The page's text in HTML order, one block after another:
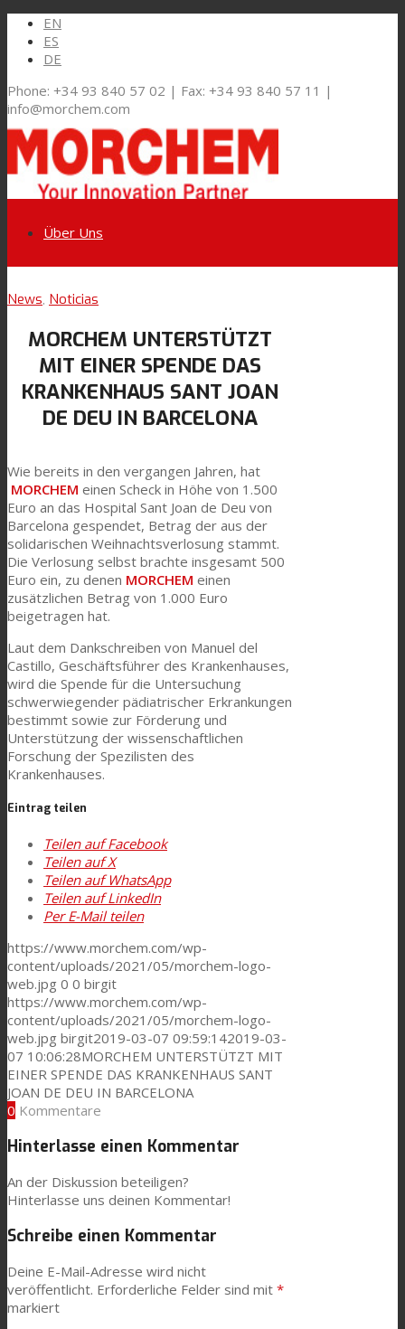
EN
ES
DE
Phone: +34 93 840 57 02 | Fax: +34 93 840 57 11 |
info@morchem.com
Link zu Youtube
Link zu Mail
Über Uns
Märkte und Lösungen
Flexible Verpackungen
Textilkaschierung
Flachkaschierung
PU Ink Binders
Innovation
Forschung und Entwicklung
Consumer Care
Leistung
Nachhaltigkeit
Kundenservice
Zertifikate
Karriere
Kontaktieren Sie uns
News, Noticias
MORCHEM UNTERSTÜTZT
MIT EINER SPENDE DAS
KRANKENHAUS SANT JOAN
DE DEU IN BARCELONA
Wie bereits in den vergangen Jahren, hat
MORCHEM einen Scheck in Höhe von 1.500
Euro an das Hospital Sant Joan de Deu von
Barcelona gespendet, Betrag der aus der
solidarischen Weihnachtsverlosung stammt.
Die Verlosung selbst brachte insgesamt 500
Euro ein, zu denen MORCHEM einen
zusätzlichen Betrag von 1.000 Euro
beigetragen hat.
Laut dem Dankschreiben von Manuel del
Castillo, Geschäftsführer des Krankenhauses,
wird die Spende für die Untersuchung
schwerwiegender pädiatrischer Erkrankungen
bestimmt sowie zur Förderung und
Unterstützung der wissenschaftlichen
Forschung der Spezilisten des
Krankenhauses.
Eintrag teilen
Teilen auf Facebook
Teilen auf X
Teilen auf WhatsApp
Teilen auf LinkedIn
Per E-Mail teilen
https://www.morchem.com/wp-
content/uploads/2021/05/morchem-logo-
web.jpg 0 0 birgit
https://www.morchem.com/wp-
content/uploads/2021/05/morchem-logo-
web.jpg birgit2019-03-07 09:59:142019-03-
07 10:06:28MORCHEM UNTERSTÜTZT MIT
EINER SPENDE DAS KRANKENHAUS SANT
JOAN DE DEU IN BARCELONA
0 Kommentare
Hinterlasse einen Kommentar
An der Diskussion beteiligen?
Hinterlasse uns deinen Kommentar!
Schreibe einen Kommentar
Deine E-Mail-Adresse wird nicht
veröffentlicht. Erforderliche Felder sind mit *
markiert